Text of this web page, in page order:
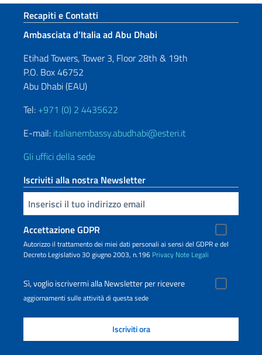
Sezione footer
Recapiti e Contatti
Ambasciata d’Italia ad Abu Dhabi
Etihad Towers, Tower 3, Floor 28th & 19th
P.O. Box 46752
Abu Dhabi (EAU)
Tel: +971 (0) 2 4435622
E-mail: italianembassy.abudhabi@esteri.it
Gli uffici della sede
Iscriviti alla nostra Newsletter
Inserisci la tua email
Accettazione GDPR
Autorizzo il trattamento dei miei dati personali ai sensi del GDPR e del
Decreto Legislativo 30 giugno 2003, n.196 Privacy Note Legali
Sì, voglio iscrivermi alla Newsletter per ricevere
aggiornamenti sulle attività di questa sede